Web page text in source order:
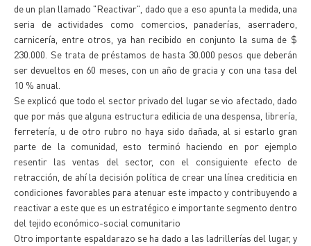
de un plan llamado "Reactivar", dado que a eso apunta la medida, una
seria de actividades como comercios, panaderías, aserradero,
carnicería, entre otros, ya han recibido en conjunto la suma de $
230.000. Se trata de préstamos de hasta 30.000 pesos que deberán
ser devueltos en 60 meses, con un año de gracia y con una tasa del
10 % anual.
Se explicó que todo el sector privado del lugar se vio afectado, dado
que por más que alguna estructura edilicia de una despensa, librería,
ferretería, u de otro rubro no haya sido dañada, al si estarlo gran
parte de la comunidad, esto terminó haciendo en por ejemplo
resentir las ventas del sector, con el consiguiente efecto de
retracción, de ahí la decisión política de crear una línea crediticia en
condiciones favorables para atenuar este impacto y contribuyendo a
reactivar a este que es un estratégico e importante segmento dentro
del tejido económico-social comunitario
Otro importante espaldarazo se ha dado a las ladrillerías del lugar, y